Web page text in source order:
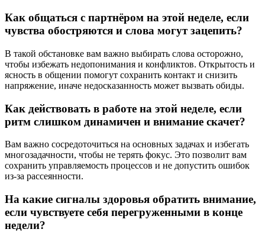
Как общаться с партнёром на этой неделе, если
чувства обостряются и слова могут зацепить?
В такой обстановке вам важно выбирать слова осторожно,
чтобы избежать недопонимания и конфликтов. Открытость и
ясность в общении помогут сохранить контакт и снизить
напряжение, иначе недосказанность может вызвать обиды.
Как действовать в работе на этой неделе, если
ритм слишком динамичен и внимание скачет?
Вам важно сосредоточиться на основных задачах и избегать
многозадачности, чтобы не терять фокус. Это позволит вам
сохранить управляемость процессов и не допустить ошибок
из-за рассеянности.
На какие сигналы здоровья обратить внимание,
если чувствуете себя перегруженными в конце
недели?